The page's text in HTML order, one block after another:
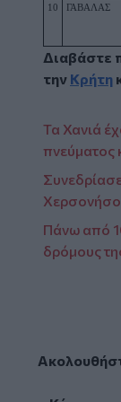
10
ΓΑΒΑΛΑΣ
Διαβάστε
την Κρήτη
Τα Χανιά
πνεύματος
Πάνω από
δρόμους